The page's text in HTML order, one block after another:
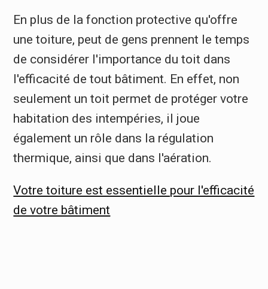
En plus de la fonction protective qu'offre
une toiture, peut de gens prennent le temps
de considérer l'importance du toit dans
l'efficacité de tout bâtiment. En effet, non
seulement un toit permet de protéger votre
habitation des intempéries, il joue
également un rôle dans la régulation
thermique, ainsi que dans l'aération.
Votre toiture est essentielle pour l'efficacité
de votre bâtiment